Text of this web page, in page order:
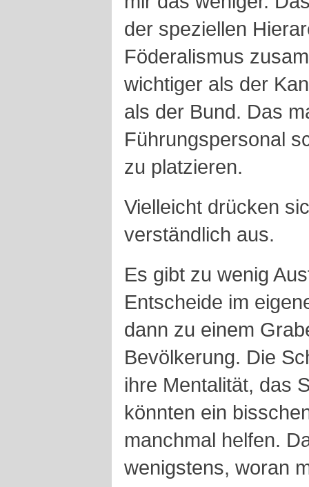
der speziellen
Föderalismus
wichtiger als der
als der Bund. Das
Führungspersonal
zu platzieren.
Vielleicht drücken
verständlich aus.
Es gibt zu wenig
Entscheide im
dann zu einem
Bevölkerung. Die
ihre Mentalität, das
könnten ein
manchmal helfen.
wenigstens, woran